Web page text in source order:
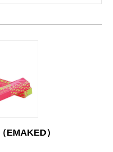
EMAKED）